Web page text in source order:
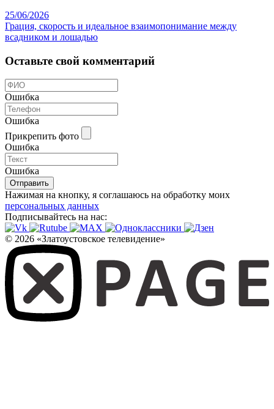
25/06/2026
Грация, скорость и идеальное взаимопонимание между
всадником и лошадью
Оставьте свой комментарий
Ошибка
Ошибка
Прикрепить фото
Ошибка
Ошибка
Отправить
Нажимая на кнопку, я соглашаюсь на обработку моих
персональных данных
Подписывайтесь на нас:
© 2026 «Златоустовское телевидение»